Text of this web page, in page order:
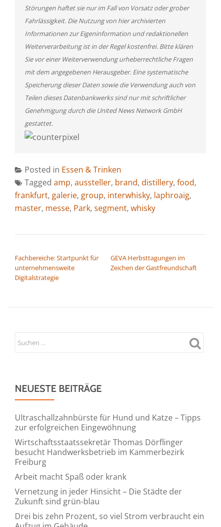
Störungen haftet sie nur im Fall von Vorsatz oder grober
Fahrlässigkeit. Die Nutzung von hier archivierten
Informationen zur Eigeninformation und redaktionellen
Weiterverarbeitung ist in der Regel kostenfrei. Bitte klären
Sie vor einer Weiterverwendung urheberrechtliche Fragen
mit dem angegebenen Herausgeber. Eine systematische
Speicherung dieser Daten sowie die Verwendung auch von
Teilen dieses Datenbankwerks sind nur mit schriftlicher
Genehmigung durch die United News Network GmbH
gestattet.
Posted in Essen & Trinken
Tagged amp, aussteller, brand, distillery, food,
frankfurt, galerie, group, interwhisky, laphroaig,
master, messe, Park, segment, whisky
Fachbereiche: Startpunkt für
unternehmensweite
Digitalstrategie
GEVA Herbsttagungen im
Zeichen der Gastfreundschaft
NEUESTE BEITRÄGE
Ultraschallzahnbürste für Hund und Katze – Tipps
zur erfolgreichen Eingewöhnung
Wirtschaftsstaatssekretär Thomas Dörflinger
besucht Handwerksbetrieb im Kammerbezirk
Freiburg
Arbeit macht Spaß oder krank
Vernetzung in jeder Hinsicht – Die Städte der
Zukunft sind grün-blau
Drei bis zehn Prozent, so viel Strom verbraucht ein